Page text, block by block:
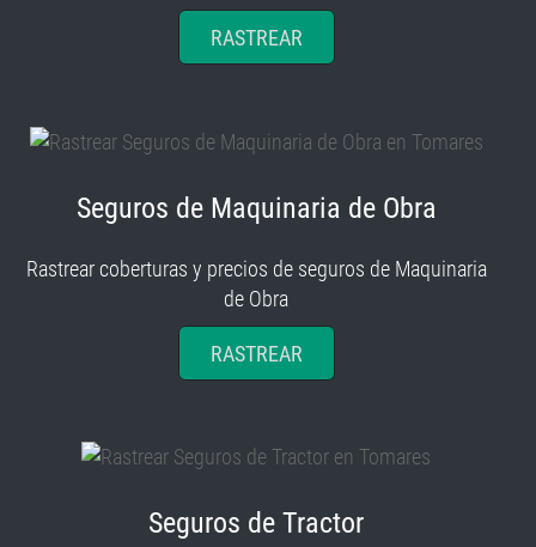
RASTREAR
Seguros de Maquinaria de Obra
Rastrear coberturas y precios de seguros de Maquinaria
de Obra
RASTREAR
Seguros de Tractor